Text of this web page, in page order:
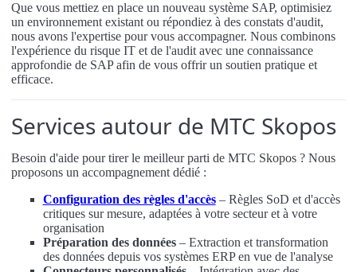
Que vous mettiez en place un nouveau système SAP, optimisiez
un environnement existant ou répondiez à des constats d'audit,
nous avons l'expertise pour vous accompagner. Nous combinons
l'expérience du risque IT et de l'audit avec une connaissance
approfondie de SAP afin de vous offrir un soutien pratique et
efficace.
Services autour de MTC Skopos
Besoin d'aide pour tirer le meilleur parti de MTC Skopos ? Nous
proposons un accompagnement dédié :
Configuration des règles d'accès– Règles SoD et d'accès
critiques sur mesure, adaptées à votre secteur et à votre
organisation
Préparation des données– Extraction et transformation
des données depuis vos systèmes ERP en vue de l'analyse